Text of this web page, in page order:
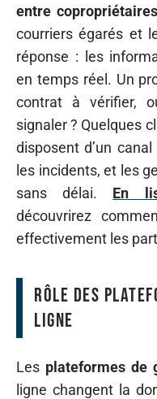
entre copropriétaires
courriers égarés et
réponse : les
en temps réel. Un
contrat à vérifier,
signaler ? Quelques
disposent d’un
les incidents, et les
sans délai. En
découvrirez
effectivement les
Rôle des
ligne
Les plateformes de
ligne changent la